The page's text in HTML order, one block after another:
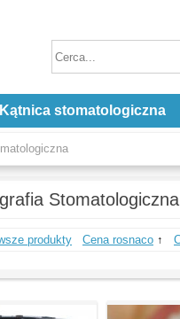
Kątnica stomatologiczna
Stomatologiczna
produkty Cena rosnaco ↑